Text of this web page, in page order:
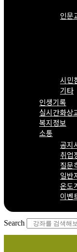
인문
시민
기타
인생기록
실시간화상
복지정보
소통
공지
취업
질문
일반
온도
이벤
Search